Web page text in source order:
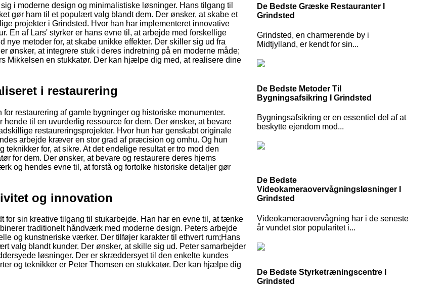
i moderne design og minimalistiske løsninger. Hans tilgang til
gør ham til et populært valg blandt dem. Der ønsker, at skabe et
projekter i Grindsted. Hvor han har implementeret innovative
En af Lars' styrker er hans evne til, at arbejde med forskellige
nye metoder for, at skabe unikke effekter. Der skiller sig ud fra
ønsker, at integrere stuk i deres indretning på en moderne måde;
Mikkelsen en stukkatør. Der kan hjælpe dig med, at realisere dine
i restaurering
restaurering af gamle bygninger og historiske monumenter.
til en uvurderlig ressource for dem. Der ønsker, at bevare
restaureringsprojekter. Hvor hun har genskabt originale
arbejde kræver en stor grad af præcision og omhu. Og hun
for, at sikre. At det endelige resultat er tro mod den
for dem. Der ønsker, at bevare og restaurere deres hjems
og hendes evne til, at forstå og fortolke historiske detaljer gør
og innovation
for sin kreative tilgang til stukarbejde. Han har en evne til, at tænke
traditionelt håndværk med moderne design. Peters arbejde
og kunstneriske værker. Der tilføjer karakter til ethvert rum;Hans
valg blandt kunder. Der ønsker, at skille sig ud. Peter samarbejder
løsninger. Der er skræddersyet til den enkelte kundes
og teknikker er Peter Thomsen en stukkatør. Der kan hjælpe dig
De Bedste Græske Restauranter I
Grindsted
Grindsted, en charmerende by i
Midtjylland, er kendt for sin...
De Bedste Metoder Til
Bygningsafsikring I Grindsted
Bygningsafsikring er en essentiel del af at
beskytte ejendom mod...
De Bedste
Videokameraovervågningsløsninger I
Grindsted
Videokameraovervågning har i de seneste
år vundet stor popularitet i...
De Bedste Styrketræningscentre I
Grindsted